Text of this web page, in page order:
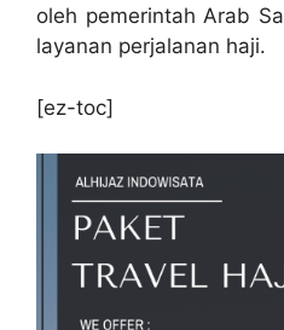
oleh pemerintah Arab
layanan perjalanan haji.
[ez-toc]